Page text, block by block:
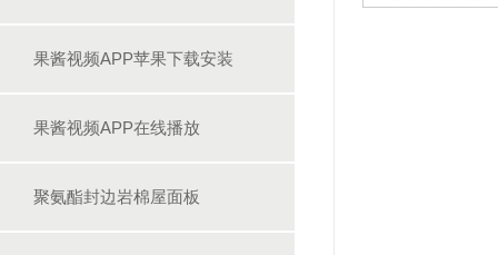
果酱视频APP苹果下载安装
果酱视频APP在线播放
聚氨酯封边岩棉屋面板